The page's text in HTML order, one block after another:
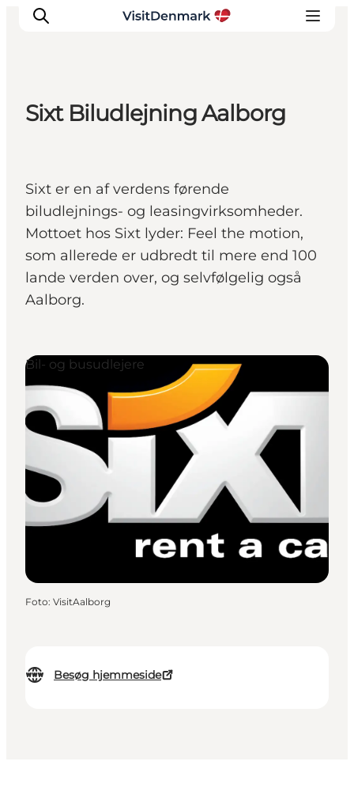
Oplevelser
Overnatning
Planlæg ferien
Sixt Biludlejning Aalborg
Sixt er en af verdens førende
biludlejnings- og leasingvirksomheder.
Mottoet hos Sixt lyder: Feel the motion,
som allerede er udbredt til mere end 100
lande verden over, og selvfølgelig også
Aalborg.
Besøg hjemmeside
Bil- og busudlejere
Foto: VisitAalborg